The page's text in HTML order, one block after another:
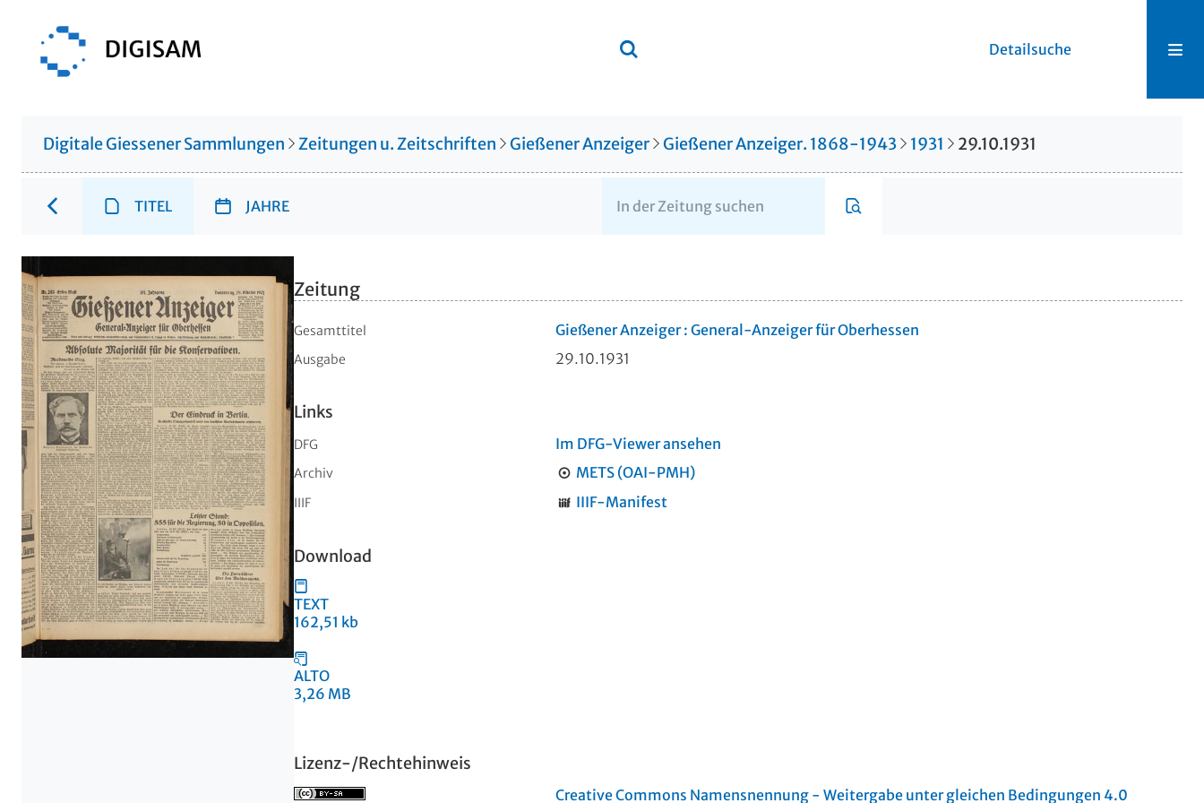
Detailsuche
Digitale Giessener Sammlungen Zeitungen u. Zeitschriften Gießener Anzeiger Gießener Anzeiger. 1868-1943 1931 29.10.1931
TITEL JAHRE
Zeitung
Gesamttitel Gießener Anzeiger : General-Anzeiger für Oberhessen
Ausgabe 29.10.1931
Links
DFG Im DFG-Viewer ansehen
Archiv METS (OAI-PMH)
IIIF IIIF-Manifest
Download
TEXT
162,51 kb
ALTO
3,26 MB
Lizenz-/Rechtehinweis
Creative Commons Namensnennung - Weitergabe unter gleichen Bedingungen 4.0